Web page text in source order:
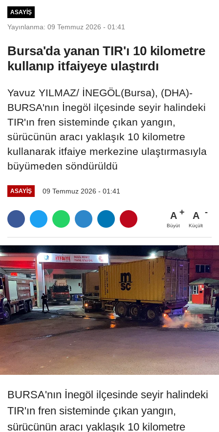
ASAYIŞ
Yayınlanma: 09 Temmuz 2026 - 01:41
Bursa'da yanan TIR'ı 10 kilometre
kullanıp itfaiyeye ulaştırdı
Yavuz YILMAZ/ İNEGÖL(Bursa), (DHA)-
BURSA'nın İnegöl ilçesinde seyir halindeki
TIR'ın fren sisteminde çıkan yangın,
sürücünün aracı yaklaşık 10 kilometre
kullanarak itfaiye merkezine ulaştırmasıyla
büyümeden söndürüldü
ASAYIŞ 09 Temmuz 2026 - 01:41
A
Büyüt
A
Küçült
BURSA'nın İnegöl ilçesinde seyir halindeki
TIR'ın fren sisteminde çıkan yangın,
sürücünün aracı yaklaşık 10 kilometre